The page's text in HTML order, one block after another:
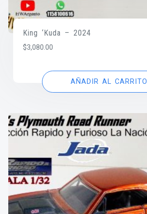
King ‘Kuda – 2024
$3,080.00
AÑADIR AL CARRITO